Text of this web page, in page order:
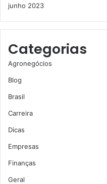
junho 2023
Categorias
Agronegócios
Blog
Brasil
Carreira
Dicas
Empresas
Finanças
Geral